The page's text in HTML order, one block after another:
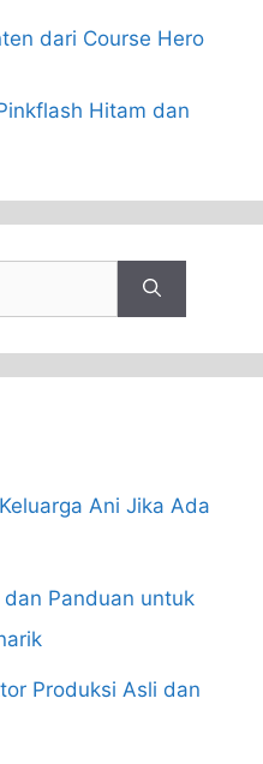
dari Course Hero
Hitam dan
Ani Jika Ada
Panduan untuk
Produksi Asli dan